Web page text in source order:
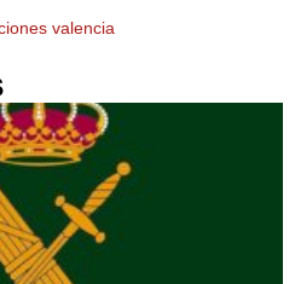
valencia